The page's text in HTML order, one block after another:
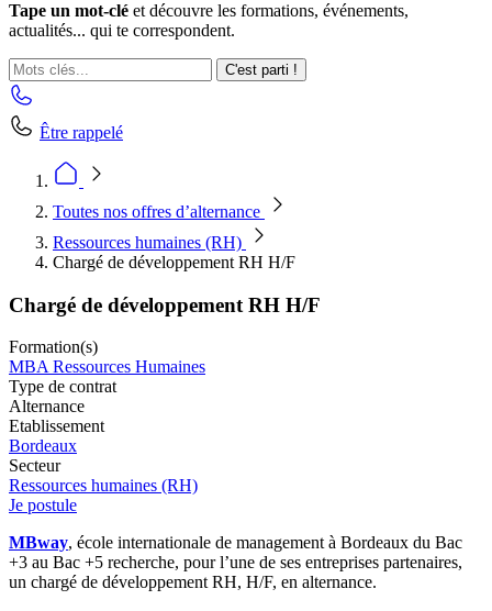
Tape un mot-clé et découvre les formations, événements,
actualités... qui te correspondent.
C'est parti !
Être rappelé
Toutes nos offres d’alternance
Ressources humaines (RH)
Chargé de développement RH H/F
Chargé de développement RH H/F
Formation(s)
MBA Ressources Humaines
Type de contrat
Alternance
Etablissement
Bordeaux
Secteur
Ressources humaines (RH)
Je postule
MBway, école internationale de management à Bordeaux du Bac
+3 au Bac +5 recherche, pour l’une de ses entreprises partenaires,
un chargé de développement RH, H/F, en alternance.